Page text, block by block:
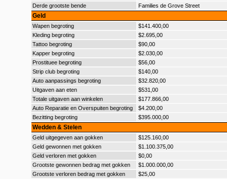
Derde grootste bende
Families de Grove Street
Geld
Wapen begroting
$141.400,00
Kleding begroting
$2.695,00
Tattoo begroting
$90,00
Kapper begroting
$2.030,00
Prostituee begroting
$56,00
Strip club begroting
$140,00
Auto aanpassings begroting
$32.820,00
Uitgaven aan eten
$531,00
Totale uitgaven aan winkelen
$177.866,00
Auto Reparatie en Overspuiten begroting
$4.200,00
Bezitting begroting
$395.000,00
Wedden & Stelen
Geld uitgegeven aan gokken
$125.160,00
Geld gewonnen met gokken
$1.100.375,00
Geld verloren met gokken
$0,00
Grootste gewonnen bedrag met gokken
$1.000.000,00
Grootste verloren bedrag met gokken
$25,00